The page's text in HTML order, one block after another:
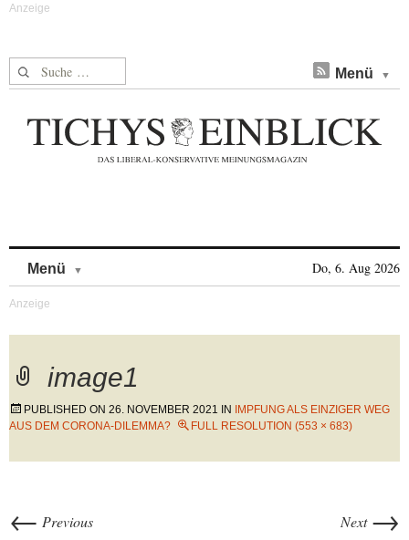
Suche nach: Menü
Menü Do, 6. Aug 2026
image1
PUBLISHED ON 26. NOVEMBER 2021 IN
IMPFUNG ALS EINZIGER WEG
AUS DEM CORONA-DILEMMA?
FULL RESOLUTION (553 × 683)
← Previous Next →